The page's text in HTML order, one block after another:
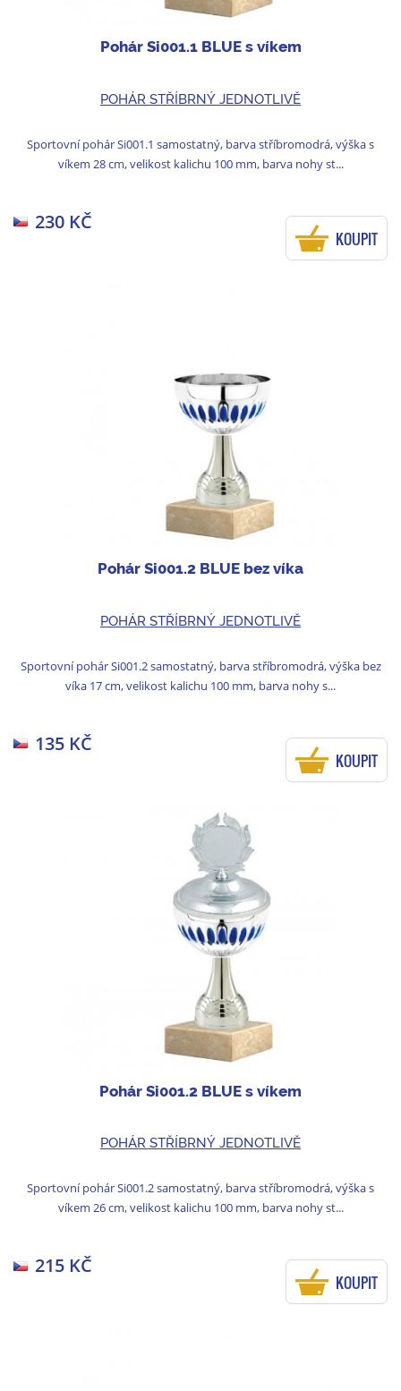
Pohár Si001.1 BLUE s víkem
POHÁR STŘÍBRNÝ JEDNOTLIVĚ
Sportovní pohár Si001.1 samostatný, barva stříbromodrá, výška s
víkem 28 cm, velikost kalichu 100 mm, barva nohy st...
230 KČ
KOUPIT
Pohár Si001.2 BLUE bez víka
POHÁR STŘÍBRNÝ JEDNOTLIVĚ
Sportovní pohár Si001.2 samostatný, barva stříbromodrá, výška bez
víka 17 cm, velikost kalichu 100 mm, barva nohy s...
135 KČ
KOUPIT
Pohár Si001.2 BLUE s víkem
POHÁR STŘÍBRNÝ JEDNOTLIVĚ
Sportovní pohár Si001.2 samostatný, barva stříbromodrá, výška s
víkem 26 cm, velikost kalichu 100 mm, barva nohy st...
215 KČ
KOUPIT